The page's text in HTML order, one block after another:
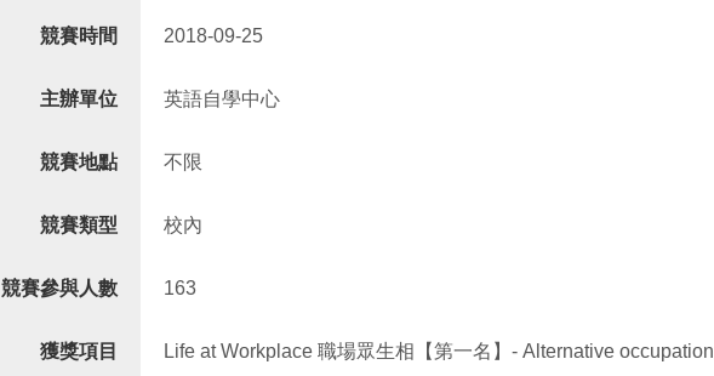
競賽時間 2018-09-25
主辦單位 英語自學中心
競賽地點 不限
競賽類型 校內
競賽參與人數 163
獲獎項目 Life at Workplace 職場眾生相【第一名】- Alternative occupation